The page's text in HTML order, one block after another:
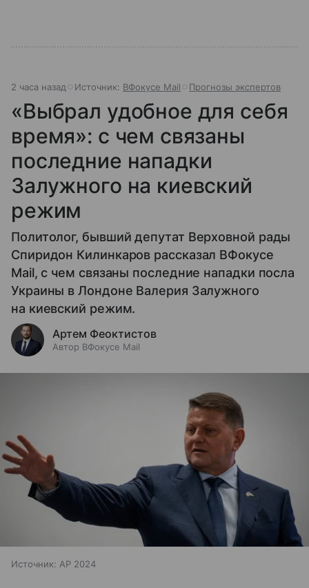
2 часа назад Источник: ВФокусе Mail Прогнозы экспертов
«Выбрал удобное для себя
время»: с чем связаны
последние нападки
Залужного на киевский
режим
Политолог, бывший депутат Верховной рады
Спиридон Килинкаров рассказал ВФокусе
Mail, с чем связаны последние нападки посла
Украины в Лондоне Валерия Залужного
на киевский режим.
Артем Феоктистов
Автор ВФокусе Mail
Источник: AP 2024